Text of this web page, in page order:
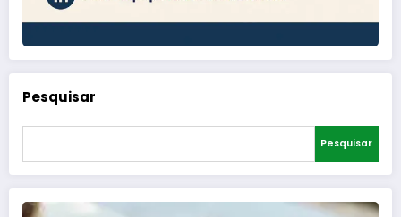
Pesquisar
Pesquisar